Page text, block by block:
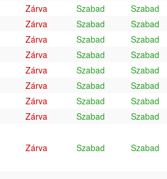
Zárva Szabad
Szabad
Zárva Szabad
Szabad
Zárva Szabad
Szabad
Zárva Szabad
Szabad
Zárva Szabad
Szabad
Zárva Szabad
Szabad
Zárva Szabad
Szabad
Zárva Szabad
Szabad
Zárva Szabad Szabad